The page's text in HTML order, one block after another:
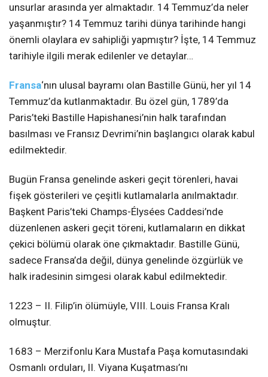
unsurlar arasında yer almaktadır. 14 Temmuz’da neler
yaşanmıştır? 14 Temmuz tarihi dünya tarihinde hangi
önemli olaylara ev sahipliği yapmıştır? İşte, 14 Temmuz
tarihiyle ilgili merak edilenler ve detaylar…
Fransa‘nın ulusal bayramı olan Bastille Günü, her yıl 14
Temmuz’da kutlanmaktadır. Bu özel gün, 1789’da
Paris’teki Bastille Hapishanesi’nin halk tarafından
basılması ve Fransız Devrimi’nin başlangıcı olarak kabul
edilmektedir.
Bugün Fransa genelinde askeri geçit törenleri, havai
fişek gösterileri ve çeşitli kutlamalarla anılmaktadır.
Başkent Paris’teki Champs-Élysées Caddesi’nde
düzenlenen askeri geçit töreni, kutlamaların en dikkat
çekici bölümü olarak öne çıkmaktadır. Bastille Günü,
sadece Fransa’da değil, dünya genelinde özgürlük ve
halk iradesinin simgesi olarak kabul edilmektedir.
1223 – II. Filip’in ölümüyle, VIII. Louis Fransa Kralı
olmuştur.
1683 – Merzifonlu Kara Mustafa Paşa komutasındaki
Osmanlı orduları, II. Viyana Kuşatması’nı